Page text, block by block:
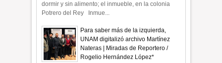
dormir y sin alimento; el inmueble, en la colonia
Potrero del Rey Inmue...
Para saber más de la izquierda,
UNAM digitalizó archivo Martínez
Nateras | Miradas de Reportero /
Rogelio Hernández López*